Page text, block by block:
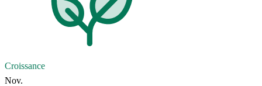
Croissance
Nov.